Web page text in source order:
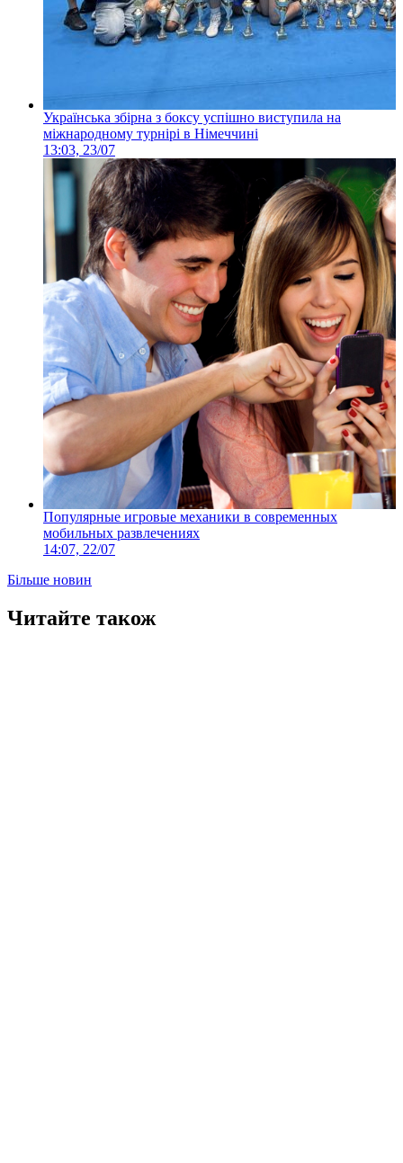
Українська збірна з боксу успішно виступила на
міжнародному турнірі в Німеччині
13:03, 23/07
Популярные игровые механики в современных
мобильных развлечениях
14:07, 22/07
Більше новин
Читайте також